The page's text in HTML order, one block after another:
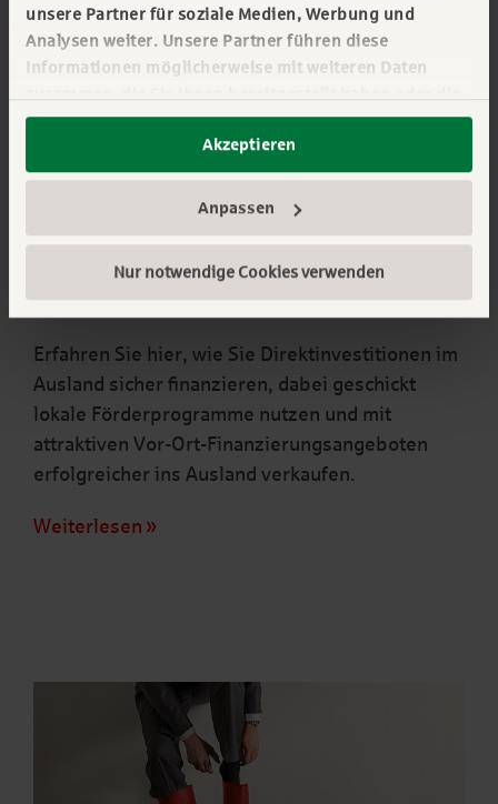
unsere Partner für soziale Medien, Werbung und
Analysen weiter. Unsere Partner führen diese
Informationen möglicherweise mit weiteren Daten
zusammen, die Sie ihnen bereitgestellt haben oder die
sie im Rahmen Ihrer Nutzung der Dienste gesammelt
haben. Sie geben Einwilligung zu unseren Cookies,
wenn Sie unsere Webseite weiterhin nutzen. Mehr
||Datenschutz
Akzeptieren
Anpassen
Nur notwendige Cookies verwenden
Ausland
Ratgeber: 6 Tipps für Ihre
Auslandsfinanzierung
Erfahren Sie hier, wie Sie Direktinvestitionen im
Ausland sicher finanzieren, dabei geschickt
lokale Förderprogramme nutzen und mit
attraktiven Vor-Ort-Finanzierungsangeboten
erfolgreicher ins Ausland verkaufen.
Weiterlesen